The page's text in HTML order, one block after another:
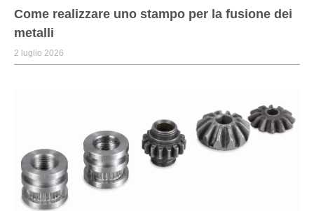
Come realizzare uno stampo per la fusione dei
metalli
2 luglio 2026